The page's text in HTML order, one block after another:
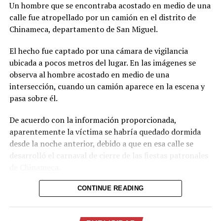
Un hombre que se encontraba acostado en medio de una
calle fue atropellado por un camión en el distrito de
Chinameca, departamento de San Miguel.
El hecho fue captado por una cámara de vigilancia
ubicada a pocos metros del lugar. En las imágenes se
observa al hombre acostado en medio de una
intersección, cuando un camión aparece en la escena y
pasa sobre él.
De acuerdo con la información proporcionada,
aparentemente la víctima se habría quedado dormida
desde la noche anterior, debido a que en esa calle se
desarrolló el carnaval de cierre de las fiestas patronales
Hasta el momento, el texto no proporciona información
CONTINUE READING